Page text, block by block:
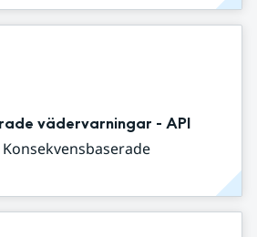
vädervarningar - API